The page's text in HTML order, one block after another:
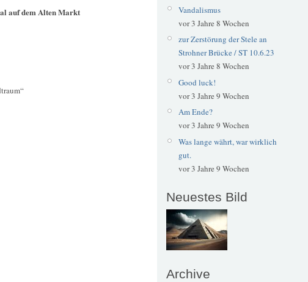
auf dem Alten Markt
Vandalismus
vor 3 Jahre 8 Wochen
zur Zerstörung der Stele an
Strohner Brücke / ST 10.6.23
vor 3 Jahre 8 Wochen
Good luck!
vor 3 Jahre 9 Wochen
Am Ende?
vor 3 Jahre 9 Wochen
Was lange währt, war wirklich
gut.
vor 3 Jahre 9 Wochen
Neuestes Bild
Archive